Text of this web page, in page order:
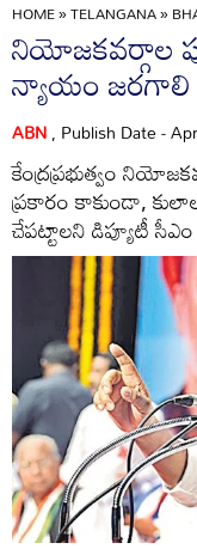
HOME»TELANGANA»
నియోజకవర్గాల
న్యాయం జరగాలి
ABN, Publish Date -
కేంద్రప్రభుత్వం
ప్రకారం కాకుండా,
చేపట్టాలని డిప్యూటీ